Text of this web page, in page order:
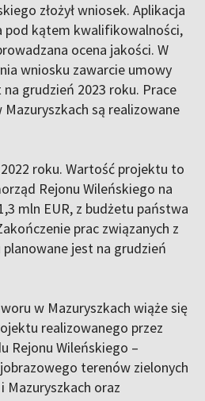
złożył wniosek. Aplikacja
pod kątem kwalifikowalności,
ocena jakości. W
wniosku zawarcie umowy
grudzień 2023 roku. Prace
są realizowane
roku. Wartość projektu to
Rejonu Wileńskiego na
mln EUR, z budżetu państwa
prac związanych z
jest na grudzień
w Mazuryszkach wiąże się
realizowanego przez
Rejonu Wileńskiego –
terenów zielonych
Mazuryszkach oraz